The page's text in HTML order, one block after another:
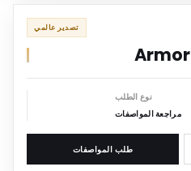
ARMORED
تصدير عالمي
نوع الطلب
مراجعة المواصفات
طلب المواصفات